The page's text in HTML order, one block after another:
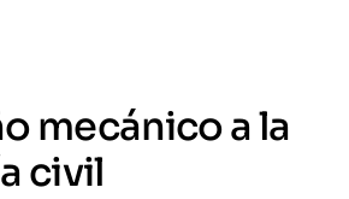
mecánico a la
civil